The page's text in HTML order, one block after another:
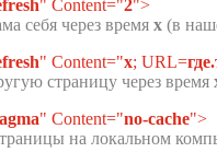
" Content="2">
себя через время x (в
" Content="x; URL=
страницу через время
" Content="no-cache">
на локальном